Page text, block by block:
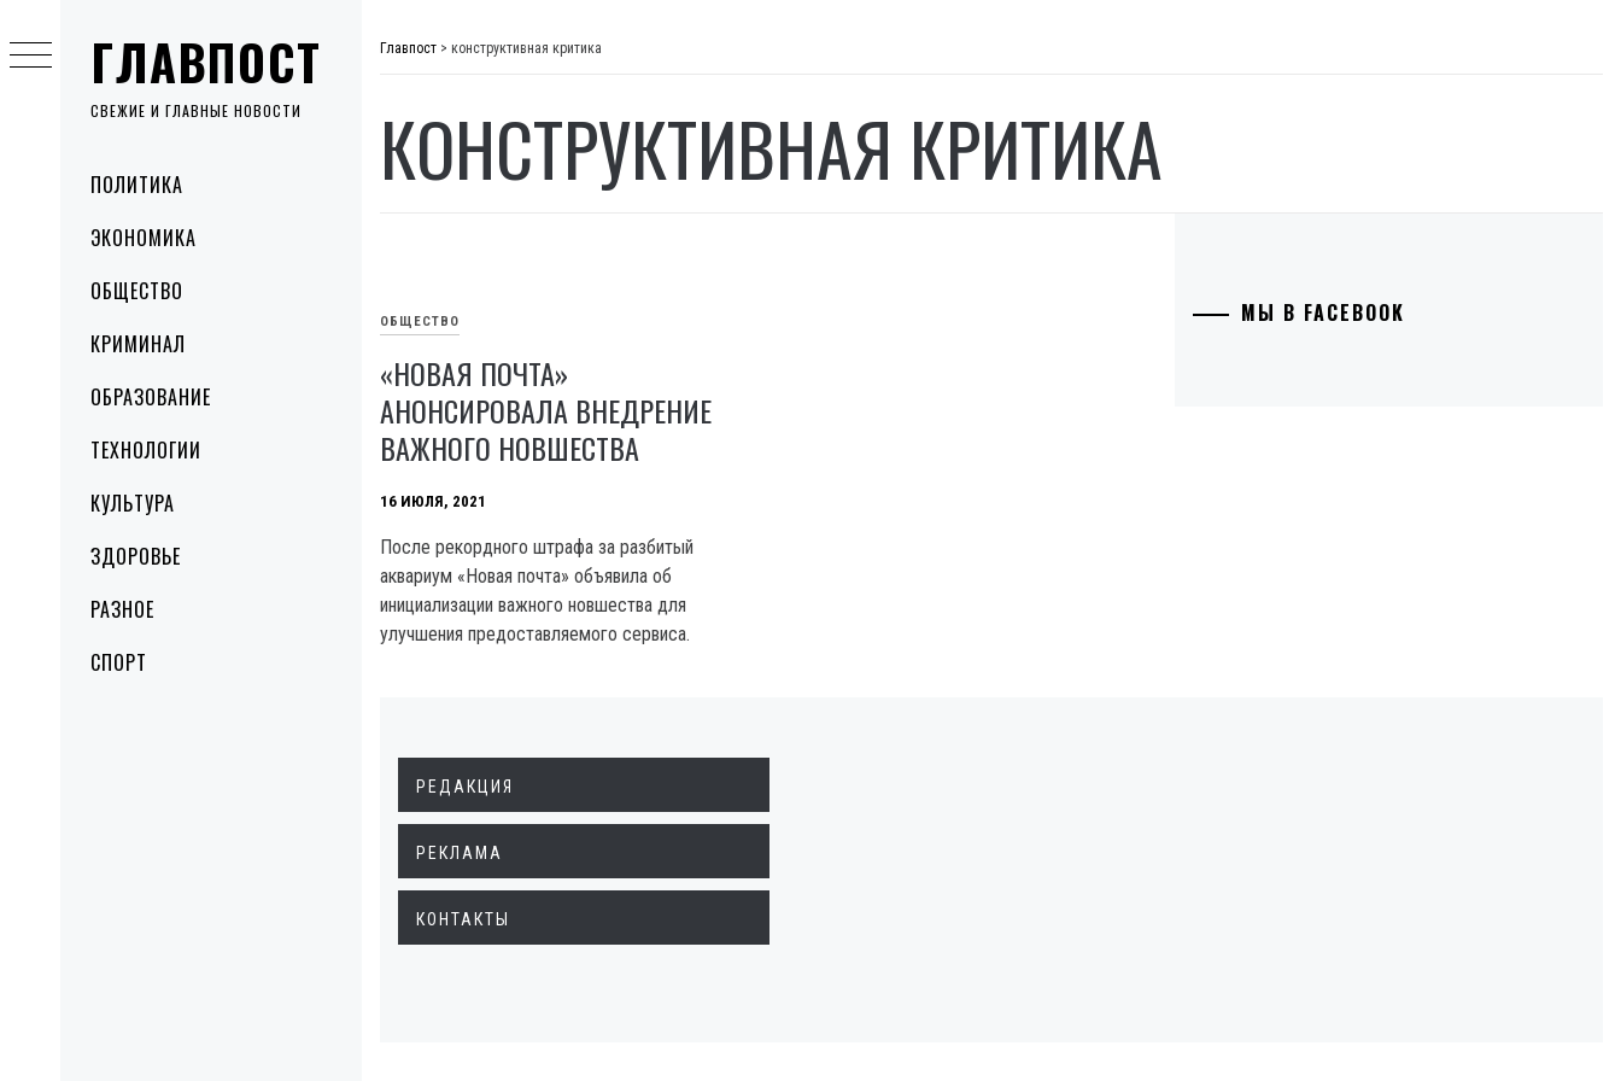
ГЛАВПОСТ
СВЕЖИЕ И ГЛАВНЫЕ НОВОСТИ
MenuПОЛИТИКА
ЭКОНОМИКА
ОБЩЕСТВО
КРИМИНАЛ
ОБРАЗОВАНИЕ
ТЕХНОЛОГИИ
КУЛЬТУРА
ЗДОРОВЬЕ
РАЗНОЕ
СПОРТ
to
content
Главпост > конструктивная критика
КОНСТРУКТИВНАЯ КРИТИКА
ОБЩЕСТВО
«НОВАЯ ПОЧТА»
АНОНСИРОВАЛА ВНЕДРЕНИЕ
ВАЖНОГО НОВШЕСТВА
16 ИЮЛЯ, 2021
После рекордного штрафа за разбитый
аквариум «Новая почта» объявила об
инициализации важного новшества для
улучшения предоставляемого сервиса.
МЫ В FACEBOOK
РЕДАКЦИЯ
РЕКЛАМА
КОНТАКТЫ